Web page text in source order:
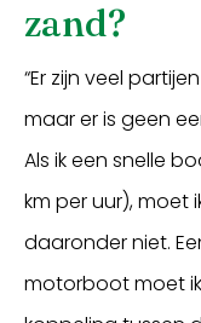
zand?
“Er zijn veel
maar er is geen
Als ik een snelle
km per uur), moet
daaronder niet.
motorboot moet ik